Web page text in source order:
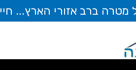
ברב אזורי הארץ... חייגו עוד